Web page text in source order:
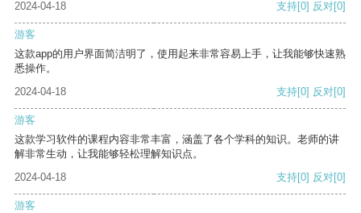
2024-04-18
支持[0] 反对[0]
游客
这款app的用户界面简洁明了，使用起来非常容易上手，让我能够快速熟
悉操作。
2024-04-18
支持[0] 反对[0]
游客
这款学习软件的课程内容非常丰富，涵盖了各个学科的知识。老师的讲
解非常生动，让我能够轻松理解知识点。
2024-04-18
支持[0] 反对[0]
游客